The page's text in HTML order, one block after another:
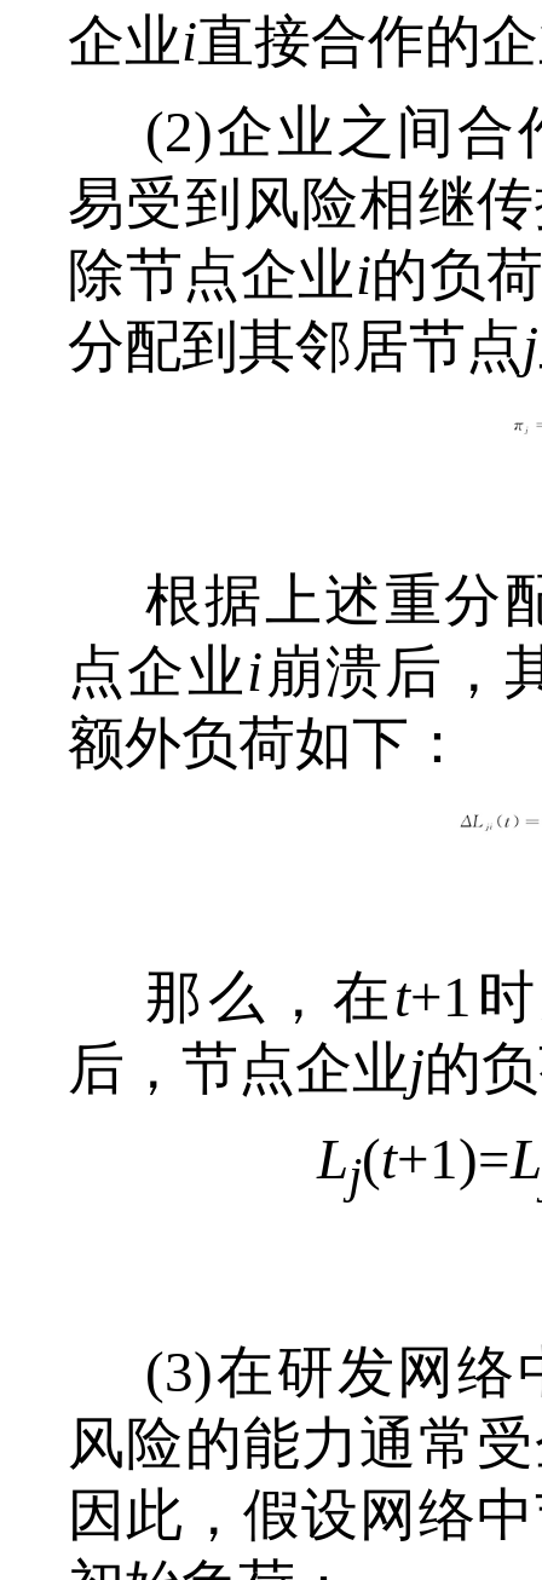
企业i直接合作的
(2)企业之间合
易受到风险相继
除节点企业i的负
分配到其邻居节点j
根据上述重分
点企业i崩溃后，
额外负荷如下：
那么，在t+1
后，节点企业j的
Lj(t+1)=L
(3)在研发网络
风险的能力通常
因此，假设网络